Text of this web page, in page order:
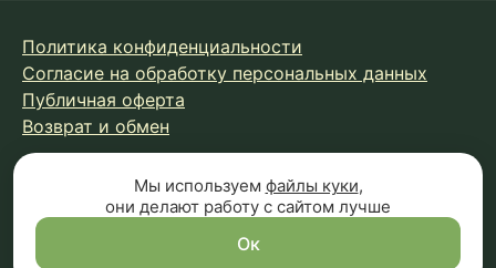
Политика конфиденциальности
Согласие на обработку персональных данных
Публичная оферта
Возврат и обмен
© 2026 Fungiline — зарегистрированная торговая марка.
Копирование материалов с сайта запрещено.
Вся информация на сайте носит справочный характер и
не является публичной офертой (п.2 ст.437 ГК РФ)
Мы используем файлы куки,
они делают работу с сайтом лучше
Ок